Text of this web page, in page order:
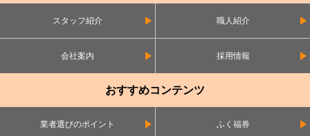
スタッフ紹介 職人紹介
会社案内 採用情報
おすすめコンテンツ
業者選びのポイント ふく福券